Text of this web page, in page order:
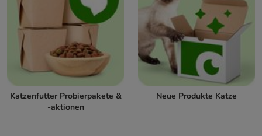
Katzenfutter Probierpakete &
-aktionen
Neue Produkte Katze